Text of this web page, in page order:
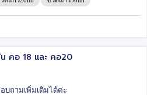
น คอ 18 และ คอ20
ถามเพิ่มเติมได้ค่ะ